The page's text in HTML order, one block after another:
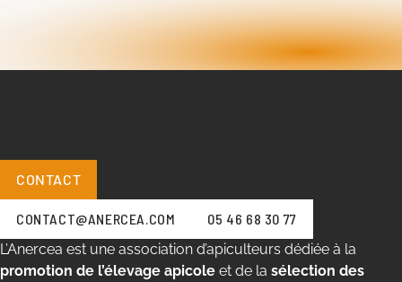
CONTACT
CONTACT@ANERCEA.COM
05 46 68 30 77
L’Anercea est une association d’apiculteurs dédiée à la
promotion de l’élevage apicole et de la sélection des